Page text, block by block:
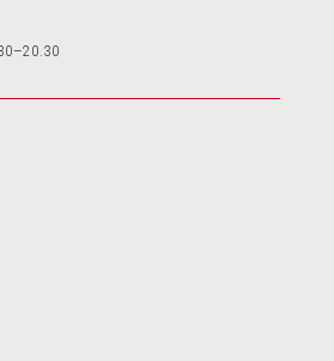
migowego